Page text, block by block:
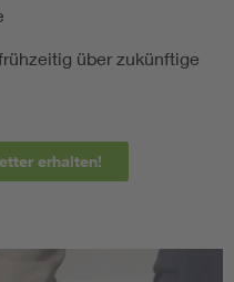
über zukünftige
erhalten!